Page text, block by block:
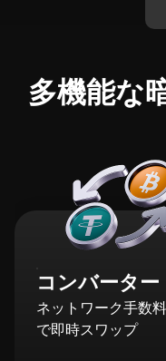
多機能な
コンバーター
ネットワーク手数
で即時スワップ